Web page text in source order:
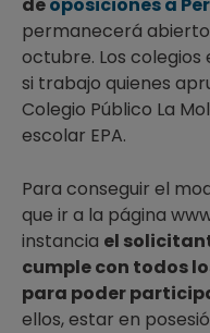
permanecerá
octubre. Los colegios
si trabajo quienes
Colegio Público La
escolar EPA.
Para conseguir el
que ir a la página
instancia el
cumple con todos
para poder
ellos, estar en